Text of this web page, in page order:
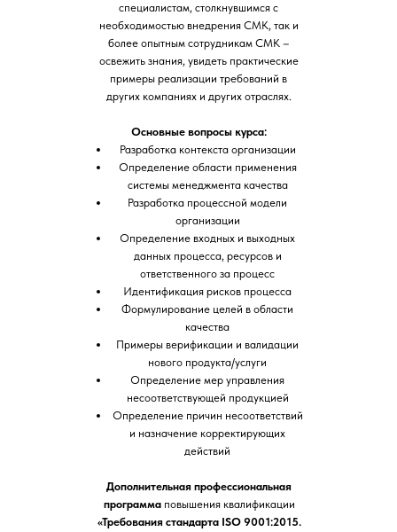
специалистам, столкнувшимся с
необходимостью внедрения СМК, так и
более опытным сотрудникам СМК –
освежить знания, увидеть практические
примеры реализации требований в
других компаниях и других отраслях.
Основные вопросы курса:
Разработка контекста организации
Определение области применения
системы менеджмента качества
Разработка процессной модели
организации
Определение входных и выходных
данных процесса, ресурсов и
ответственного за процесс
Идентификация рисков процесса
Формулирование целей в области
качества
Примеры верификации и валидации
нового продукта/услуги
Определение мер управления
несоответствующей продукцией
Определение причин несоответствий
и назначение корректирующих
действий
Дополнительная профессиональная
программа повышения квалификации
«Требования стандарта ISO 9001:2015.